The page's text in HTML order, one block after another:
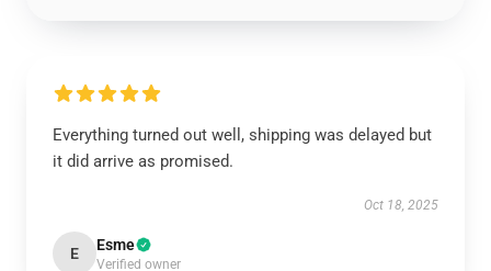
Everything turned out well, shipping was delayed but
it did arrive as promised.
Oct 18, 2025
E Esme
Verified owner